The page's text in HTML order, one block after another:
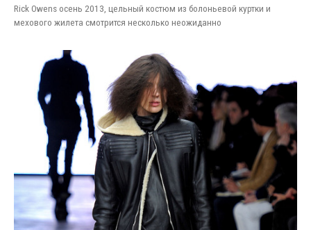
Rick Owens осень 2013, цельный костюм из болоньевой куртки и
мехового жилета смотрится несколько неожиданно